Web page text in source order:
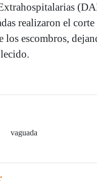
realizaron el
los escombros,
vaguada